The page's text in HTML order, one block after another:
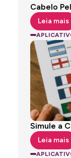
Cabelo
Leia mais
Simule a
Leia mais